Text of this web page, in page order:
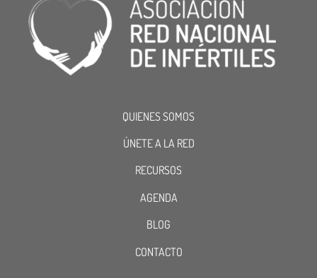
QUIENES SOMOS
ÚNETE A LA RED
RECURSOS
AGENDA
BLOG
CONTACTO